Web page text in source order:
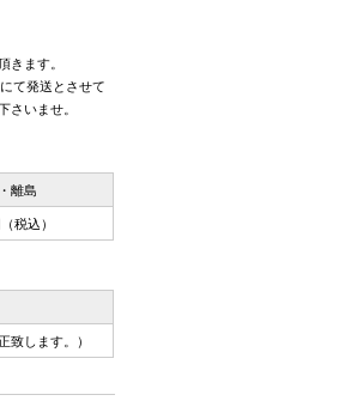
ます。
て発送とさせて
いませ。
離島
税込）
致します。）